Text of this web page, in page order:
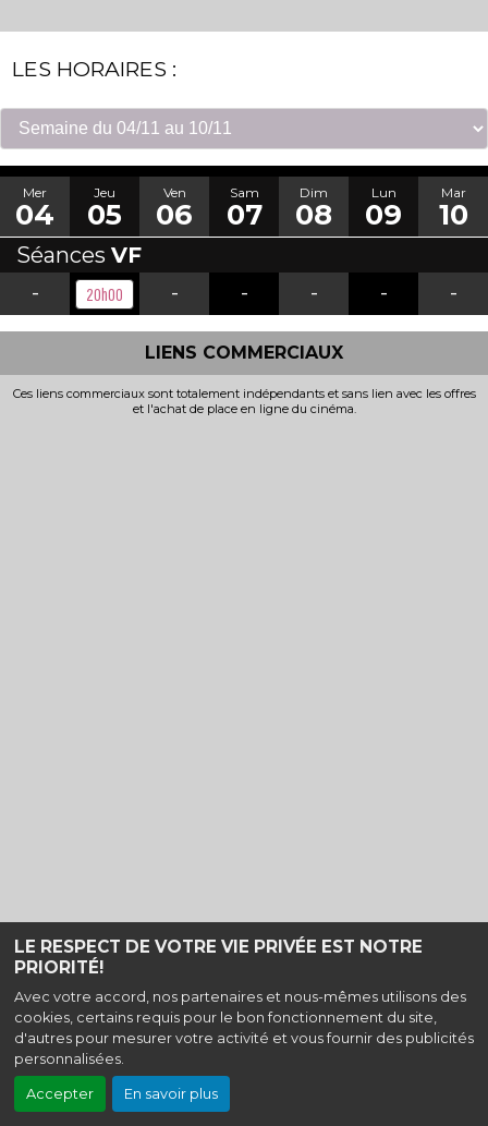
LE RESPECT DE VOTRE VIE PRIVÉE EST NOTRE
PRIORITÉ!
Avec votre accord, nos partenaires et nous-mêmes utilisons des
cookies, certains requis pour le bon fonctionnement du site,
d'autres pour mesurer votre activité et vous fournir des publicités
personnalisées.
Accepter En savoir plus
LES HORAIRES :
Mer
04
Jeu
05
Ven
06
Sam
07
Dim
08
Lun
09
Mar
10
Séances VF
-
20h00 - - - - -
LIENS COMMERCIAUX
Ces liens commerciaux sont totalement indépendants et sans lien avec les offres
et l'achat de place en ligne du cinéma.
Haut de page
Ciné Laon - 17 Avenue Carnot, 02000 Laon | Mentions légales | Contact
| Tel
: 03 23 79 09 59
Politique de confidentialité
Création site internet www.erakys.com